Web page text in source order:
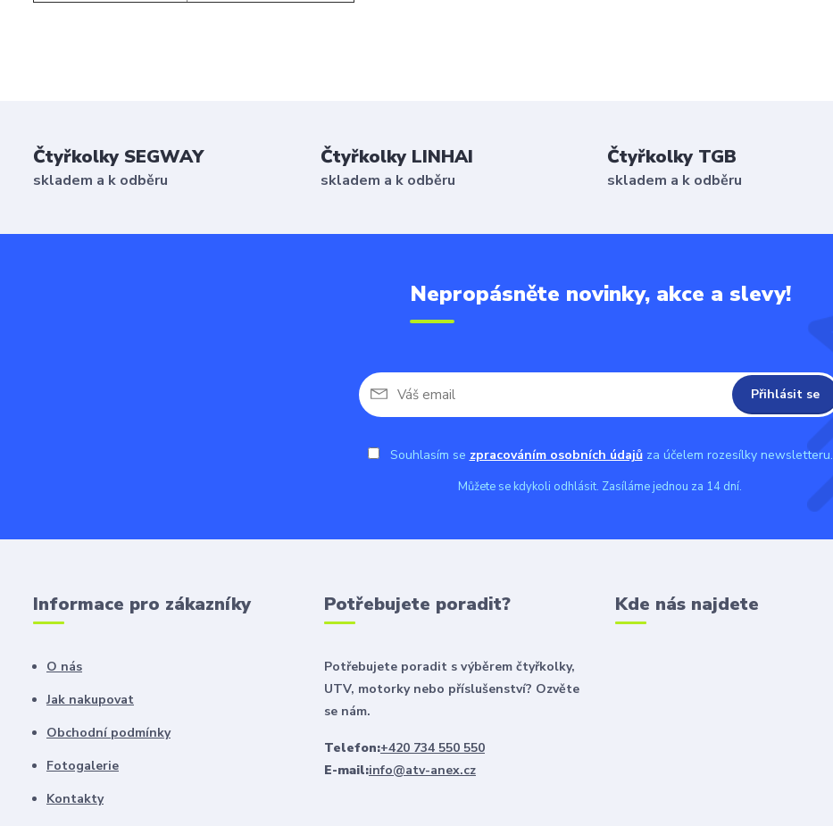
Čtyřkolky SEGWAY
skladem a k odběru
Čtyřkolky LINHAI
skladem a k odběru
Čtyřkolky TGB
skladem a k odběru
Nepropásněte novinky, akce a slevy!
Přihlásit se
Souhlasím se zpracováním osobních údajůza účelem rozesílky newsletteru.
Můžete se kdykoli odhlásit. Zasíláme jednou za 14 dní.
Informace pro zákazníky
O nás
Jak nakupovat
Obchodní podmínky
Fotogalerie
Kontakty
Potřebujete poradit?
Potřebujete poradit s výběrem čtyřkolky,
UTV, motorky nebo příslušenství? Ozvěte
se nám.
Telefon:+420 734 550 550
E-mail:info@atv-anex.cz
Kde nás najdete